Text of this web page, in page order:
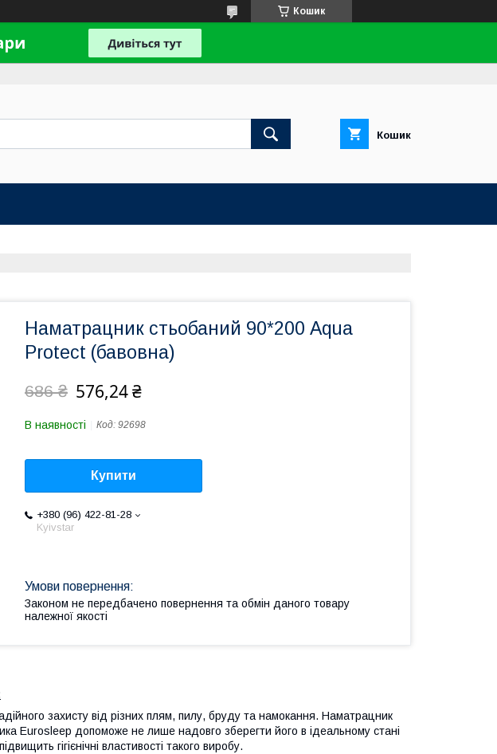
Кошик
Кошик
Наматрацник стьобаний 90*200 Aqua
Protect (бавовна)
686 ₴ 576,24 ₴
В наявності Код: 92698
Купити
+380 (96) 422-81-28
Kyivstar
Законом не передбачено повернення та обмін даного товару
належної якості
захисту від різних плям, пилу, бруду та намокання. Наматрацник
Eurosleep допоможе не лише надовго зберегти його в ідеальному стані
гігієнічні властивості такого виробу.